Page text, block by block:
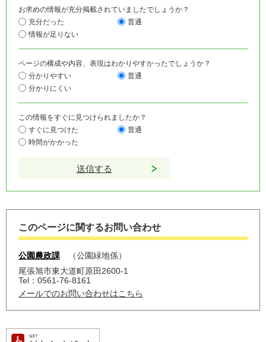
お求めの情報が充分掲載されていましたでしょうか？
充分だった
普通
情報が足りない
ページの構成や内容、表現はわかりやすかったでしょうか？
分かりやすい
普通
分かりにくい
この情報をすぐに見つけられましたか？
すぐに見つけた
普通
時間がかかった
このページに関するお問い合わせ
公園農政課
公園緑地係
尾張旭市東大道町原田2600-1
Tel：0561-76-8161
メールでのお問い合わせはこちら